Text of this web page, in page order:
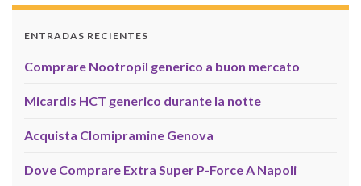
ENTRADAS RECIENTES
Comprare Nootropil generico a buon mercato
Micardis HCT generico durante la notte
Acquista Clomipramine Genova
Dove Comprare Extra Super P-Force A Napoli